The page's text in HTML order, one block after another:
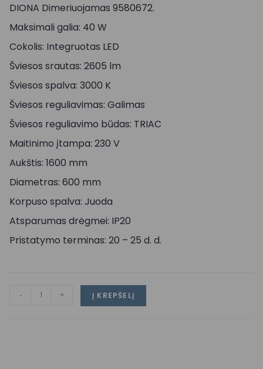
DIONA Dimeriuojamas 9580672.
Maksimali galia: 40 W
Cokolis: Integruotas LED
Šviesos srautas: 2605 lm
Šviesos spalva: 3000 K
Šviesos reguliavimas: Galimas
Šviesos reguliavimo būdas: TRIAC
Maitinimo įtampa: 230 V
Aukštis: 1600 mm
Diametras: 600 mm
Korpuso spalva: Juoda
Atsparumas drėgmei: IP20
Pristatymo terminas: 20 – 25 d. d.
- + Į KREPŠELĮ